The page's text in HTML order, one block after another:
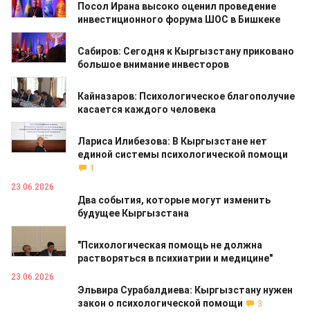
Посол Ирана высоко оценил проведение
инвестиционного форума ШОС в Бишкеке
24.06.2026
Сабиров: Сегодня к Кыргызстану приковано
большое внимание инвесторов
24.06.2026
Кайназаров: Психологическое благополучие
касается каждого человека
24.06.2026
Лариса Илибезова: В Кыргызстане нет
единой системы психологической помощи
1
23.06.2026
Два события, которые могут изменить
будущее Кыргызстана
"Психологическая помощь не должна
растворяться в психиатрии и медицине"
23.06.2026
Эльвира Сурабалдиева: Кыргызстану нужен
закон о психологической помощи
3